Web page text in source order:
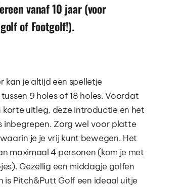
vanaf 10 jaar (voor
of Footgolf!).
9 holes of 18 holes. Voordat
uitleg, deze introductie en het
inbegrepen. Zorg wel voor platte
je je vrij kunt bewegen. Het
maximaal 4 personen (kom je met
Gezellig een middagje golfen
is Pitch&Putt Golf een ideaal uitje